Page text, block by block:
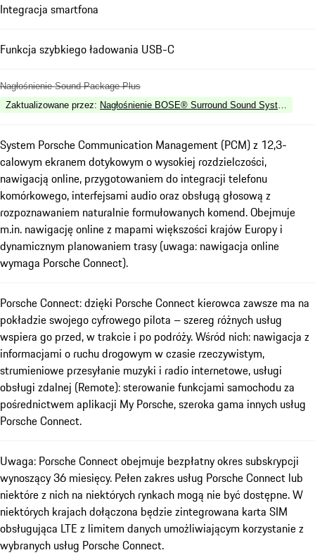
Integracja smartfona
Funkcja szybkiego ładowania USB-C
Nagłośnienie Sound Package Plus
Zaktualizowane przez: Nagłośnienie BOSE® Surround Sound System
System Porsche Communication Management (PCM) z 12,3-
calowym ekranem dotykowym o wysokiej rozdzielczości,
nawigacją online, przygotowaniem do integracji telefonu
komórkowego, interfejsami audio oraz obsługą głosową z
rozpoznawaniem naturalnie formułowanych komend. Obejmuje
m.in. nawigację online z mapami większości krajów Europy i
dynamicznym planowaniem trasy (uwaga: nawigacja online
wymaga Porsche Connect).
Porsche Connect: dzięki Porsche Connect kierowca zawsze ma na
pokładzie swojego cyfrowego pilota – szereg różnych usług
wspiera go przed, w trakcie i po podróży. Wśród nich: nawigacja z
informacjami o ruchu drogowym w czasie rzeczywistym,
strumieniowe przesyłanie muzyki i radio internetowe, usługi
obsługi zdalnej (Remote): sterowanie funkcjami samochodu za
pośrednictwem aplikacji My Porsche, szeroka gama innych usług
Porsche Connect.
Uwaga: Porsche Connect obejmuje bezpłatny okres subskrypcji
wynoszący 36 miesięcy. Pełen zakres usług Porsche Connect lub
niektóre z nich na niektórych rynkach mogą nie być dostępne. W
niektórych krajach dołączona będzie zintegrowana karta SIM
obsługująca LTE z limitem danych umożliwiającym korzystanie z
wybranych usług Porsche Connect.